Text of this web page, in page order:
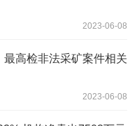
2023-06-08
最高检非法采矿案件相关
2023-06-08